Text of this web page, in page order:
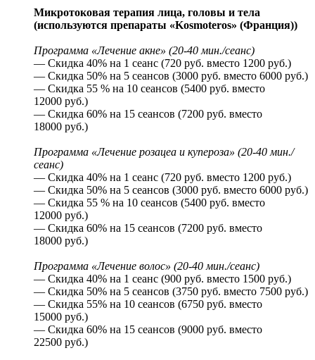
Микротоковая терапия лица, головы и тела
(используются препараты «Kosmoteros» (Франция))
Программа «Лечение акне» (20-40 мин./сеанс)
— Скидка 40% на 1 сеанс (720 руб. вместо 1200 руб.)
— Скидка 50% на 5 сеансов (3000 руб. вместо 6000 руб.)
— Скидка 55 % на 10 сеансов (5400 руб. вместо
12000 руб.)
— Скидка 60% на 15 сеансов (7200 руб. вместо
18000 руб.)
Программа «Лечение розацеа и купероза» (20-40 мин./
сеанс)
— Скидка 40% на 1 сеанс (720 руб. вместо 1200 руб.)
— Скидка 50% на 5 сеансов (3000 руб. вместо 6000 руб.)
— Скидка 55 % на 10 сеансов (5400 руб. вместо
12000 руб.)
— Скидка 60% на 15 сеансов (7200 руб. вместо
18000 руб.)
Программа «Лечение волос» (20-40 мин./сеанс)
— Скидка 40% на 1 сеанс (900 руб. вместо 1500 руб.)
— Скидка 50% на 5 сеансов (3750 руб. вместо 7500 руб.)
— Скидка 55% на 10 сеансов (6750 руб. вместо
15000 руб.)
— Скидка 60% на 15 сеансов (9000 руб. вместо
22500 руб.)